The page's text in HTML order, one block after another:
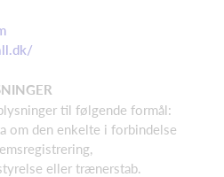
til følgende formål:
om den enkelte i forbindelse
eller trænerstab.